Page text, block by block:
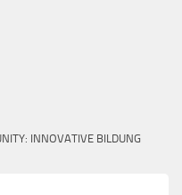
INNOVATIVE BILDUNG